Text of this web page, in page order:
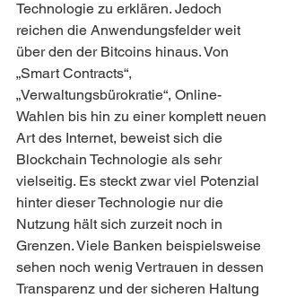
Technologie zu erklären. Jedoch
reichen die Anwendungsfelder weit
über den der Bitcoins hinaus. Von
„Smart Contracts“,
„Verwaltungsbürokratie“, Online-
Wahlen bis hin zu einer komplett neuen
Art des Internet, beweist sich die
Blockchain Technologie als sehr
vielseitig. Es steckt zwar viel Potenzial
hinter dieser Technologie nur die
Nutzung hält sich zurzeit noch in
Grenzen. Viele Banken beispielsweise
sehen noch wenig Vertrauen in dessen
Transparenz und der sicheren Haltung